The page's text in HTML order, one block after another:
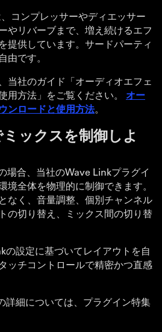
コンプレッサーやディエッサー
やリバーブまで、増え続けるエフ
提供しています。サードパーティ
由です。
当社のガイド「オーディオエフェ
用方法」をご覧ください。 オー
ンロードと使用方法。
ックスを制御しよ
場合、当社のWave Linkプラグイ
境全体を物理的に制御できます。
なく、音量調整、個別チャンネル
の切り替え、ミックス間の切り替
の設定に基づいてレイアウトを自
ッチコントロールで精密かつ直感
詳細については、プラグイン特集